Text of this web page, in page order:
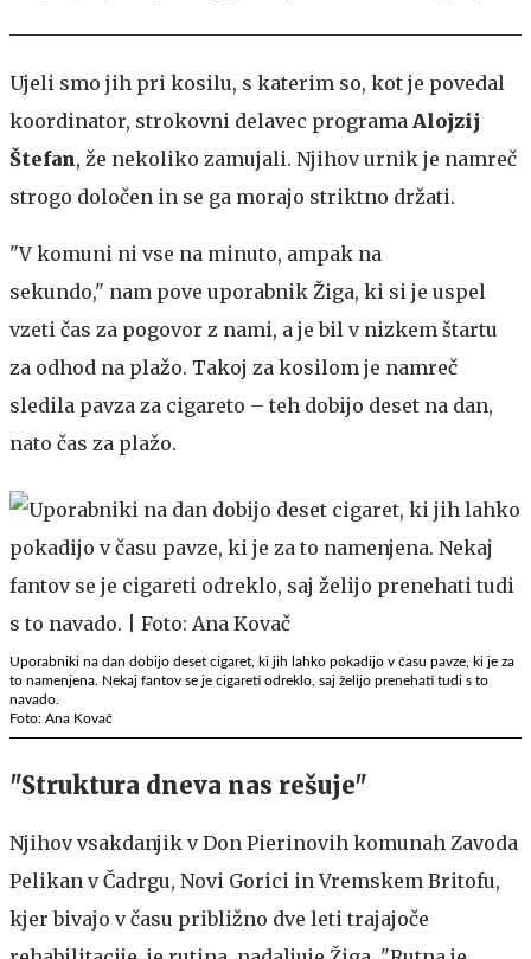
Ujeli smo jih pri kosilu, s katerim so, kot je povedal
koordinator, strokovni delavec programa Alojzij
Štefan, že nekoliko zamujali. Njihov urnik je namreč
strogo določen in se ga morajo striktno držati.
"V komuni ni vse na minuto, ampak na
sekundo," nam pove uporabnik Žiga, ki si je uspel
vzeti čas za pogovor z nami, a je bil v nizkem štartu
za odhod na plažo. Takoj za kosilom je namreč
sledila pavza za cigareto – teh dobijo deset na dan,
nato čas za plažo.
Uporabniki na dan dobijo deset cigaret, ki jih lahko pokadijo v času pavze, ki je za
to namenjena. Nekaj fantov se je cigareti odreklo, saj želijo prenehati tudi s to
navado.
Foto: Ana Kovač
"Struktura dneva nas rešuje"
Njihov vsakdanjik v Don Pierinovih komunah Zavoda
Pelikan v Čadrgu, Novi Gorici in Vremskem Britofu,
kjer bivajo v času približno dve leti trajajoče